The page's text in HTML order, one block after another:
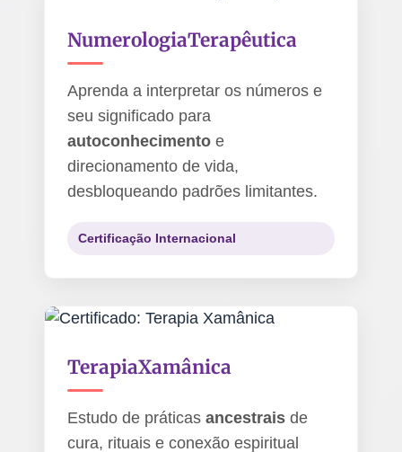
NumerologiaTerapêutica
Aprenda a interpretar os números e
seu significado para
autoconhecimento e
direcionamento de vida,
desbloqueando padrões limitantes.
Certificação Internacional
TerapiaXamânica
Estudo de práticas ancestrais de
cura, rituais e conexão espiritual